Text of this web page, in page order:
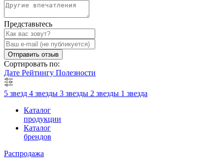
Представьтесь
Отправить отзыв
Сортировать по:
Дате Рейтингу Полезности
5 звезд 4 звезды 3 звезды 2 звезды 1 звезда
Каталог
продукции
Каталог
брендов
Распродажа